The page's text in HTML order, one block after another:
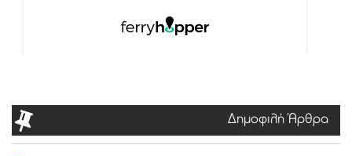
Δημοφιλή Άρθρα